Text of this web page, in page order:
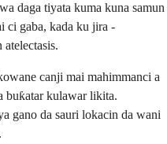
daga tiyata kuma kuna samun
ci gaba, kada ku jira -
canji mai mahimmanci a
buƙatar kulawar likita.
gano da sauri lokacin da wani